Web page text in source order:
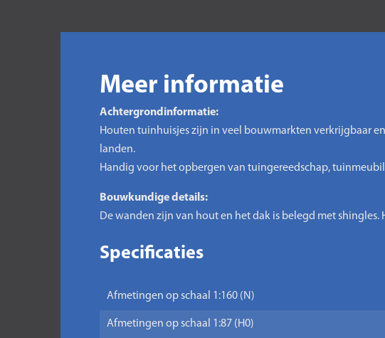
Meer informatie
Achtergrondinformatie:
Houten tuinhuisjes zijn in veel bouwmarkten verkrijgbaar
landen.
Handig voor het opbergen van tuingereedschap,
Bouwkundige details:
De wanden zijn van hout en het dak is belegd met
Specificaties
Afmetingen op schaal 1:160 (N)
Afmetingen op schaal 1:87 (H0)